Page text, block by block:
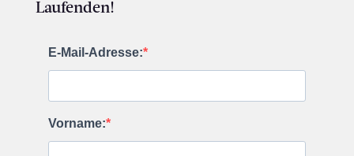
Laufenden!
E-Mail-Adresse:
Vorname: